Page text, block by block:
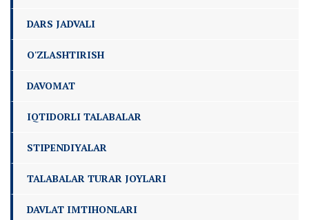
DARS JADVALI
O'ZLASHTIRISH
DAVOMAT
IQTIDORLI TALABALAR
STIPENDIYALAR
TALABALAR TURAR JOYLARI
DAVLAT IMTIHONLARI